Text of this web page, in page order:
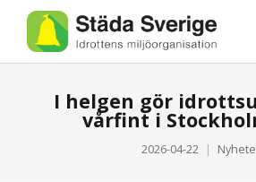
I helgen gör
vårfint i
2026-04-22